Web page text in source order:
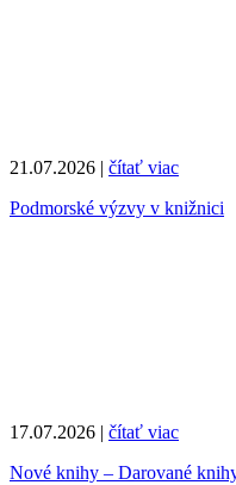
21.07.2026 | čítať viac
Podmorské výzvy v knižnici
17.07.2026 | čítať viac
Nové knihy – Darované